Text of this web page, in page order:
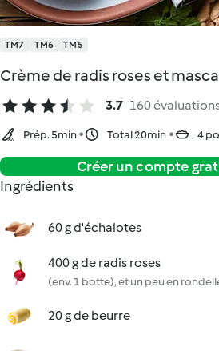
TM7 TM6 TM5
Crème de radis roses et
3.7 160
Prép. 5min Total 20min 4
Créer un compte
Ingrédients
60 g d'échalotes
400 g de radis roses
(env. 1 botte), et un peu en
20 g de beurre